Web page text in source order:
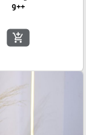
++و
add_shopping_cart